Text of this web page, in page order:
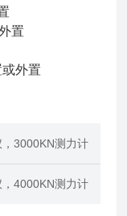
置
外置
3000KN测力计
4000KN测力计